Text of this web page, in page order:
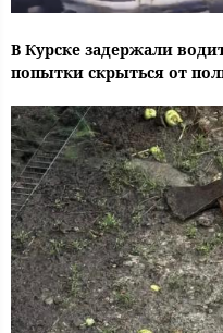
В Курске задержали
попытки скрыться от